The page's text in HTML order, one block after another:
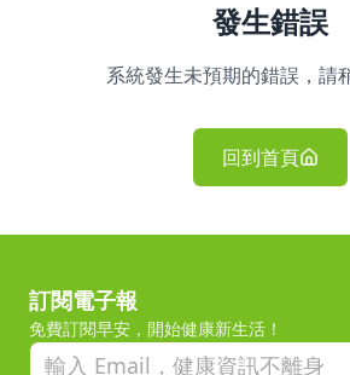
發生錯誤
系統發生未預期的錯誤，請
回到首頁
訂閱電子報
免費訂閱早安，開始健康新生活！